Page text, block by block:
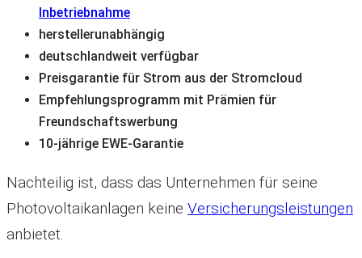
Inbetriebnahme
herstellerunabhängig
deutschlandweit verfügbar
Preisgarantie für Strom aus der Stromcloud
Empfehlungsprogramm mit Prämien für
Freundschaftswerbung
10-jährige EWE-Garantie
Nachteilig ist, dass das Unternehmen für seine
Photovoltaikanlagen keine Versicherungsleistungen
anbietet.